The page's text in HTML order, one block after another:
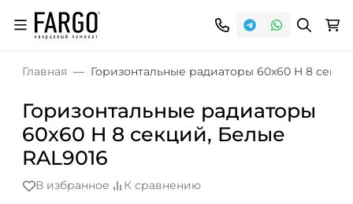
Главная Горизонтальные радиаторы 60x60 H 8
Горизонтальные радиаторы
60x60 H 8 секций, Белые
RAL9016
В избранное К сравнению